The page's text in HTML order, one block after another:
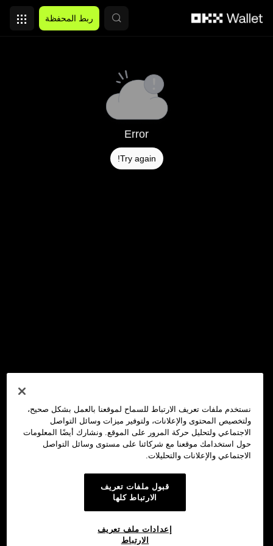
ربط المحفظة
Error
Try again!
نستخدم ملفات تعريف الارتباط للسماح لموقعنا بالعمل بشكل صحيح،
ولتخصيص المحتوى والإعلانات، ولتوفير ميزات وسائل التواصل
الاجتماعي ولتحليل حركة المرور على الموقع. ونشارك أيضًا المعلومات
حول استخدامك موقعنا مع شركائنا على مستوى وسائل التواصل
الاجتماعي والإعلانات والتحليلات.
قبول ملفات تعريف
الارتباط كلها
إعدادات ملف تعريف
الارتباط